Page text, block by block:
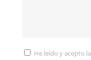
He leído y acepto la